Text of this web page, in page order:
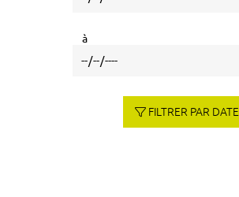
à
FILTRER PAR DATE